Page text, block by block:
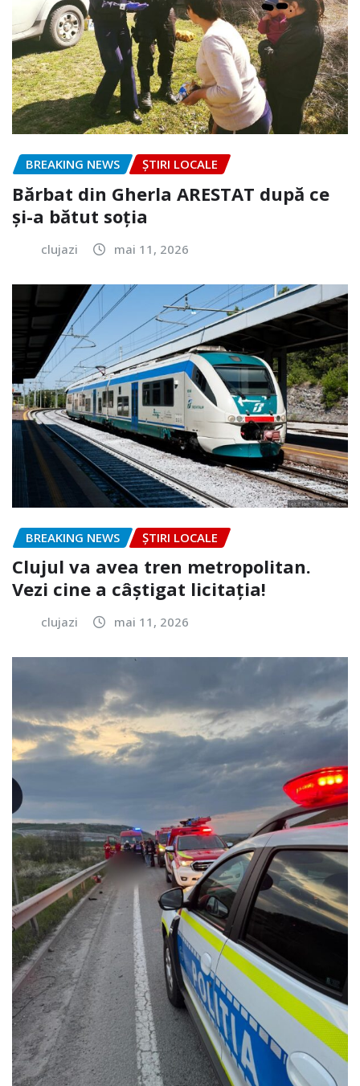
BREAKING NEWS ȘTIRI LOCALE
Bărbat din Gherla ARESTAT după ce
și-a bătut soția
clujazi mai 11, 2026
BREAKING NEWS ȘTIRI LOCALE
Clujul va avea tren metropolitan.
Vezi cine a câștigat licitația!
clujazi mai 11, 2026